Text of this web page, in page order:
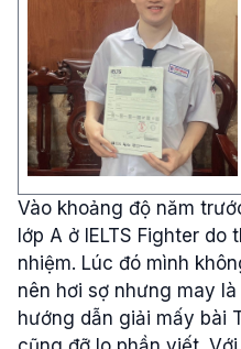
Vào khoảng độ năm
lớp A ở IELTS Fighter do
nhiệm. Lúc đó mình
nên hơi sợ nhưng may là
hướng dẫn giải mấy bài